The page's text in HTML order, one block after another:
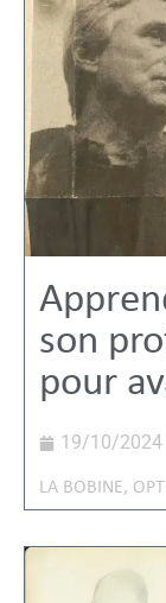
son
pour
19/10/2024
LA BOBINE,